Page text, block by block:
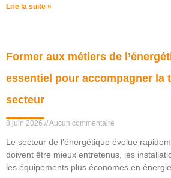
Lire la suite »
Former aux métiers de
essentiel pour accompagner la
secteur
8 juin 2026 Aucun commentaire
Le secteur de l’énergétique évolue
doivent être mieux entretenus, les
les équipements plus économes en